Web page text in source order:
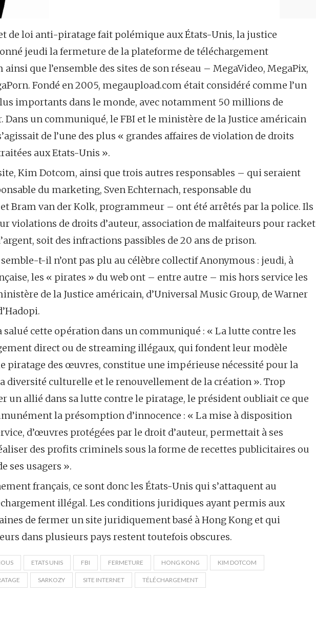
de loi anti-piratage fait polémique aux États-Unis, la justice
jeudi la fermeture de la plateforme de téléchargement
que l’ensemble des sites de son réseau – MegaVideo, MegaPix,
Fondé en 2005, megaupload.com était considéré comme l’un
importants dans le monde, avec notamment 50 millions de
Dans un communiqué, le FBI et le ministère de la Justice américain
de l’une des plus « grandes affaires de violation de droits
aux Etats-Unis ».
Kim Dotcom, ainsi que trois autres responsables – qui seraient
du marketing, Sven Echternach, responsable du
Bram van der Kolk, programmeur – ont été arrêtés par la police. Ils
violations de droits d’auteur, association de malfaiteurs pour racket
soit des infractions passibles de 20 ans de prison.
t-il n’ont pas plu au célèbre collectif Anonymous : jeudi, à
les « pirates » du web ont – entre autre – mis hors service les
de la Justice américain, d’Universal Music Group, de Warner
salué cette opération dans un communiqué : « La lutte contre les
direct ou de streaming illégaux, qui fondent leur modèle
piratage des œuvres, constitue une impérieuse nécessité pour la
diversité culturelle et le renouvellement de la création ». Trop
un allié dans sa lutte contre le piratage, le président oubliait ce que
la présomption d’innocence : « La mise à disposition
d’œuvres protégées par le droit d’auteur, permettait à ses
des profits criminels sous la forme de recettes publicitaires ou
ses usagers ».
français, ce sont donc les États-Unis qui s’attaquent au
illégal. Les conditions juridiques ayant permis aux
de fermer un site juridiquement basé à Hong Kong et qui
dans plusieurs pays restent toutefois obscures.
ETATS UNIS FBI FERMETURE HONG KONG KIM DOTCOM
SARKOZY SITE INTERNET TÉLÉCHARGEMENT